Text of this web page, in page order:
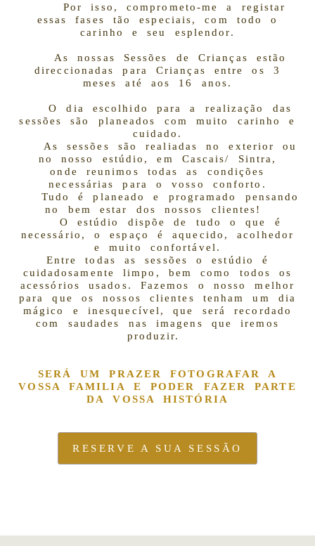
Por isso, comprometo-me a registar
essas fases tão especiais, com todo o
carinho e seu esplendor.
As nossas Sessões de Crianças estão
direccionadas para Crianças entre os 3
meses até aos 16 anos.
O dia escolhido para a realização das
sessões são planeados com muito carinho e
cuidado.
As sessões são realiadas no exterior ou
no nosso estúdio, em Cascais/ Sintra,
onde reunimos todas as condições
necessárias para o vosso conforto.
Tudo é planeado e programado pensando
no bem estar dos nossos clientes!
O estúdio dispõe de tudo o que é
necessário, o espaço é aquecido, acolhedor
e muito confortável.
Entre todas as sessões o estúdio é
cuidadosamente limpo, bem como todos os
acessórios usados. Fazemos o nosso melhor
para que os nossos clientes tenham um dia
mágico e inesquecível, que serárecordado
com saudades nas imagens que iremos
produzir.
SERÁ UM PRAZER FOTOGRAFAR A
VOSSA FAMILIA E PODER FAZER PARTE
DA VOSSA HISTÓRIA
RESERVE A SUA SESSÃO